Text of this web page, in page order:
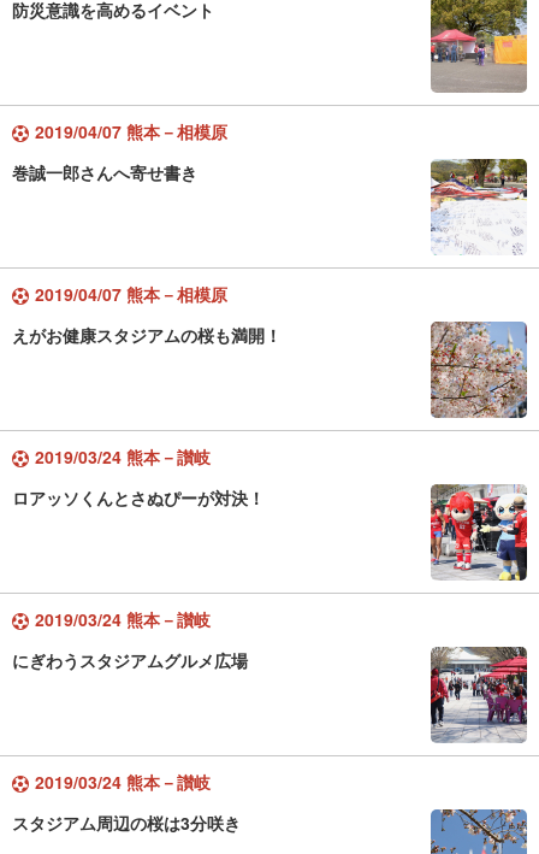
防災意識を高めるイベント
2019/04/07 熊本－相模原
巻誠一郎さんへ寄せ書き
2019/04/07 熊本－相模原
えがお健康スタジアムの桜も満開！
2019/03/24 熊本－讃岐
ロアッソくんとさぬぴーが対決！
2019/03/24 熊本－讃岐
にぎわうスタジアムグルメ広場
2019/03/24 熊本－讃岐
スタジアム周辺の桜は3分咲き